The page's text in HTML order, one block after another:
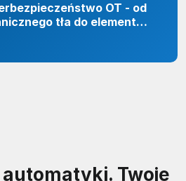
OT - od
tła do elementu
automatyki. Twoje